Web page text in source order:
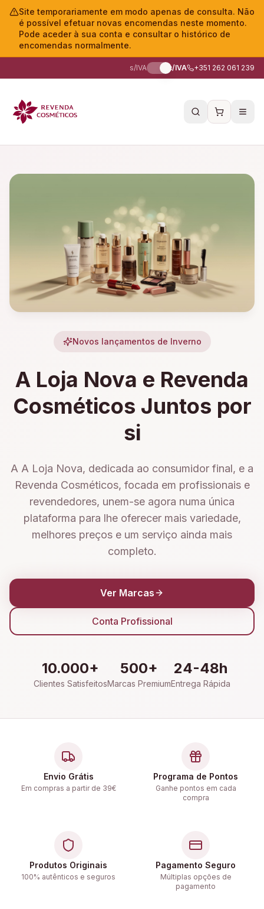
Site temporariamente em modo apenas de consulta. Não
é possível efetuar novas encomendas neste momento.
Pode aceder à sua conta e consultar o histórico de
encomendas normalmente.
s/IVA c/IVA +351 262 061 239
Novos lançamentos de Inverno
A Loja Nova e Revenda
Cosméticos Juntos por
si
A A Loja Nova, dedicada ao consumidor final, e a
Revenda Cosméticos, focada em profissionais e
revendedores, unem-se agora numa única
plataforma para lhe oferecer mais variedade,
melhores preços e um serviço ainda mais
completo.
Ver Marcas
Conta Profissional
10.000+
Clientes Satisfeitos
500+
Marcas Premium
24-48h
Entrega Rápida
Envio Grátis
Em compras a partir de 39€
Programa de Pontos
Ganhe pontos em cada
compra
Produtos Originais
100% autênticos e seguros
Pagamento Seguro
Múltiplas opções de
pagamento